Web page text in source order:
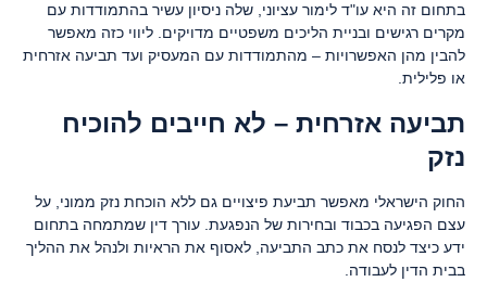
בתחום זה היא עו"ד לימור עציוני, שלה ניסיון עשיר בהתמודדות עם
מקרים רגישים ובניית הליכים משפטיים מדויקים. ליווי כזה מאפשר
להבין מהן האפשרויות – מהתמודדות עם המעסיק ועד תביעה אזרחית
או פלילית.
תביעה אזרחית – לא חייבים להוכיח
נזק
החוק הישראלי מאפשר תביעת פיצויים גם ללא הוכחת נזק ממוני, על
עצם הפגיעה בכבוד ובחירות של הנפגעת. עורך דין שמתמחה בתחום
ידע כיצד לנסח את כתב התביעה, לאסוף את הראיות ולנהל את ההליך
בבית הדין לעבודה.